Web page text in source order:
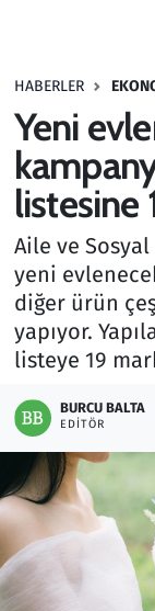
HABERLER
Yeni
listesine
Aile ve
yeni
diğer ürün
yapıyor.
listeye 19
BURCU BALTA
EDITÖR
Haber
Kurumsal
Lezzet
Memur ve
Otomobil
Oyun
Ramazan
Resmi
Rüya